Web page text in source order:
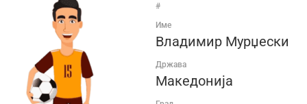
#
Име
Владимир Мурџески
Држава
Македонија